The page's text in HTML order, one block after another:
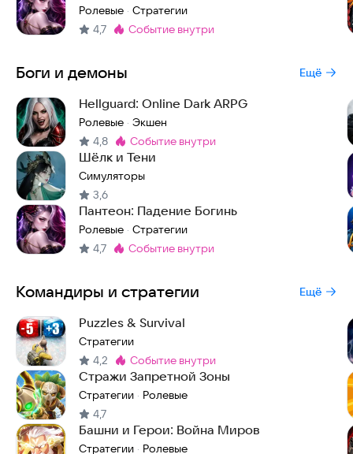
Ролевые · Стратегии
4,7 Метка:
событие внутри
Боги и демоны Ещё
Hellguard: Online Dark ARPG
Ролевые · Экшен
4,8 Метка:
событие внутри
Шёлк и Тени
Симуляторы
3,6
Пантеон: Падение Богинь
Ролевые · Стратегии
4,7 Метка:
событие внутри
Командиры и стратегии Ещё
Puzzles & Survival
Стратегии
4,2
Метка:
событие внутри
Стражи Запретной Зоны
Стратегии · Ролевые
4,7
Башни и Герои: Война Миров
Стратегии · Ролевые